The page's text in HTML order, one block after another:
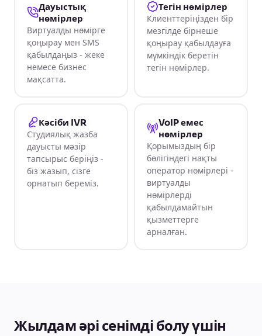
Дауыстық
нөмірлер
Виртуалды нөмірге
қоңырау мен SMS
қабылдаңыз - жеке
немесе бизнес
мақсатта.
Тегін нөмірлер
Клиенттеріңізден бір
мезгілде бірнеше
қоңырау қабылдауға
мүмкіндік беретін
тегін нөмірлер.
Кәсіби IVR
Студиялық жазба
дауысты мәзір
тапсырыс беріңіз -
біз жазып, сізге
орнатып береміз.
VoIP емес
нөмірлер
Қорымыздың бір
бөлігіндегі нақты
оператор нөмірлері -
виртуалды
нөмірлерді
қабылдамайтын
қызметтерге
арналған.
Жылдам әрі сенімді болу үшін